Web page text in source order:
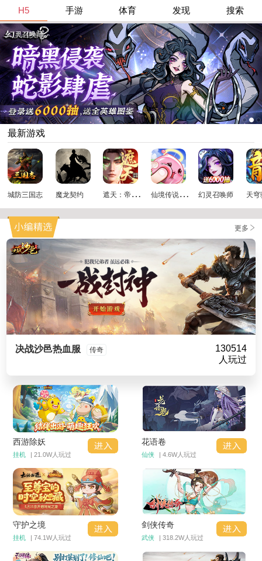
H5 手游 体育 发现 搜索
最新游戏
城防三国志 魔龙契约 遮
天：帝路争锋 仙
境传说：破晓 幻灵召唤师 天穹
更多
决战沙邑热血服 传奇
130514
人玩过
西游除妖
挂机 | 21.0W人玩过
花语卷
仙侠 | 4.6W人玩过
守护之境
挂机 | 74.1W人玩过
剑侠传奇
武侠 | 318.2W人玩过